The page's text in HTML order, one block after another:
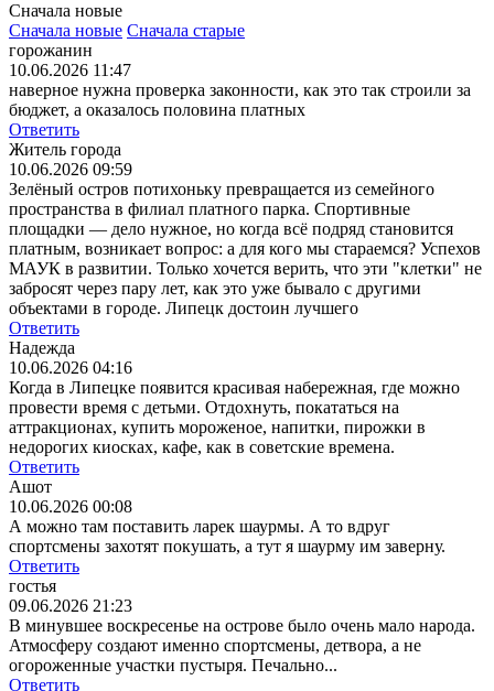
Сначала новые
Сначала новые Сначала старые
горожанин
10.06.2026 11:47
наверное нужна проверка законности, как это так строили за
бюджет, а оказалось половина платных
Ответить
Житель города
10.06.2026 09:59
Зелёный остров потихоньку превращается из семейного
пространства в филиал платного парка. Спортивные
площадки — дело нужное, но когда всё подряд становится
платным, возникает вопрос: а для кого мы стараемся? Успехов
МАУК в развитии. Только хочется верить, что эти "клетки" не
забросят через пару лет, как это уже бывало с другими
объектами в городе. Липецк достоин лучшего
Ответить
Надежда
10.06.2026 04:16
Когда в Липецке появится красивая набережная, где можно
провести время с детьми. Отдохнуть, покататься на
аттракционах, купить мороженое, напитки, пирожки в
недорогих киосках, кафе, как в советские времена.
Ответить
Ашот
10.06.2026 00:08
А можно там поставить ларек шаурмы. А то вдруг
спортсмены захотят покушать, а тут я шаурму им заверну.
Ответить
гостья
09.06.2026 21:23
В минувшее воскресенье на острове было очень мало народа.
Атмосферу создают именно спортсмены, детвора, а не
огороженные участки пустыря. Печально...
Ответить